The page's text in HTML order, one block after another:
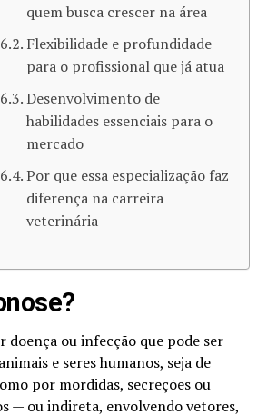
quem busca crescer na área
Flexibilidade e profundidade
para o profissional que já atua
Desenvolvimento de
habilidades essenciais para o
mercado
Por que essa especialização faz
diferença na carreira
veterinária
doença ou infecção que pode ser
e seres humanos, seja de
por mordidas, secreções ou
— ou indireta, envolvendo vetores,